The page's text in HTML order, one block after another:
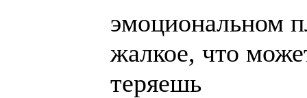
эмоциональном
жалкое, что
теряешь